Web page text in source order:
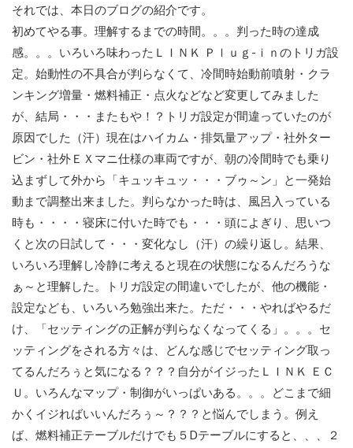
それでは、本日のブログの紹介です。
初めてやる事。理解するまでの時間。。。判った時の達成
感。。。いろいろ味わったＬＩＮＫ Ｐｌｕｇ-ｉｎのトリガ設
定。始動性の不具合が判らなくて、冷間時始動前噴射・クラ
ンキング増量・燃料補正・点火などなど変更してみました
が、結局・・・またもや！？トリガ設定が間違っていたのが
原因でした（汗）現在はハイカム・排気量アップ・社外ター
ビン・社外ＥＸマニ仕様の車両ですが、朝の冷間時でも乗り
込まずして外から「キュッキュッ・・・ブゥ～ン」と一発始
動まで調整出来ました。判らなかった時は、風呂入っている
時も・・・・寝床に付いた時でも・・・頭によぎり、思いつ
くと次の日試して・・・変化なし（汗）の繰り返し。結果、
いろいろ理解し冷静に考えると現在の状態になるんだろうな
ぁ～と理解した。トリガ設定の間違いでしたが、他の機能・
設定なども、いろいろ勉強出来た。ただ・・・やればやるだ
け、「セッティングの正解が判らなくなってくる」。。。セ
ッティングをされる方々は、どんな感じでセッティング取っ
てるんだろぅと気になる？？？自分がイジったＬＩＮＫ ＥＣ
Ｕ。いろんなマップ・制御がいっぱいある。。。どこまで細
かくイジればいいんだろぅ～？？？と悩んでしまう。例え
ば、燃料補正テーブルだけでも５Dテーブルにすると、、、２